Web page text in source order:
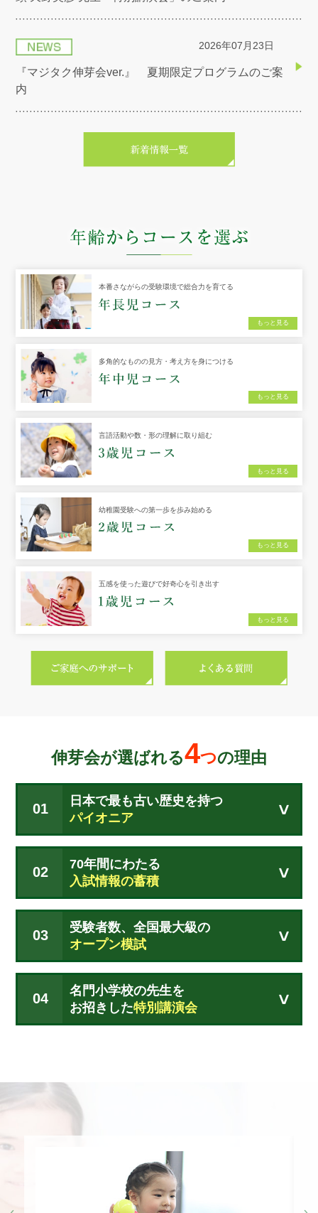
2026年07月23日
『マジタク伸芽会ver.』 夏期限定プログラムのご案
内
本番さながらの受験環境で総合力を育てる
もっと見る
多角的なものの見方・考え方を身につける
もっと見る
言語活動や数・形の理解に取り組む
もっと見る
幼稚園受験への第一歩を歩み始める
もっと見る
五感を使った遊びで好奇心を引き出す
もっと見る
伸芽会が選ばれる4つの理由
01
日本で最も古い歴史を持つ
パイオニア
02
70年間にわたる
入試情報の蓄積
03
受験者数、全国最大級の
オープン模試
04
名門小学校の先生を
お招きした特別講演会